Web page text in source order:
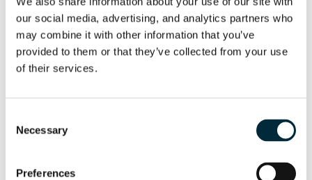
our social media, advertising, and analytics partners who
may combine it with other information that you’ve
provided to them or that they’ve collected from your use
of their services.
Selection
Necessary
Preferences
HPP13 FLEX
Generadores hidráulicos